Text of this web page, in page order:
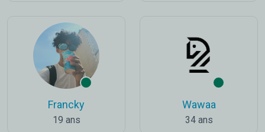
Francky
19 ans
Wawaa
34 ans